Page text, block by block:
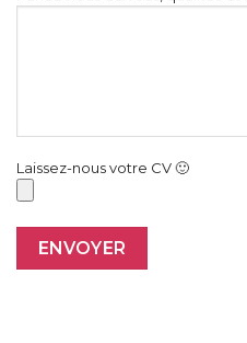
Laissez-nous votre CV 🙂